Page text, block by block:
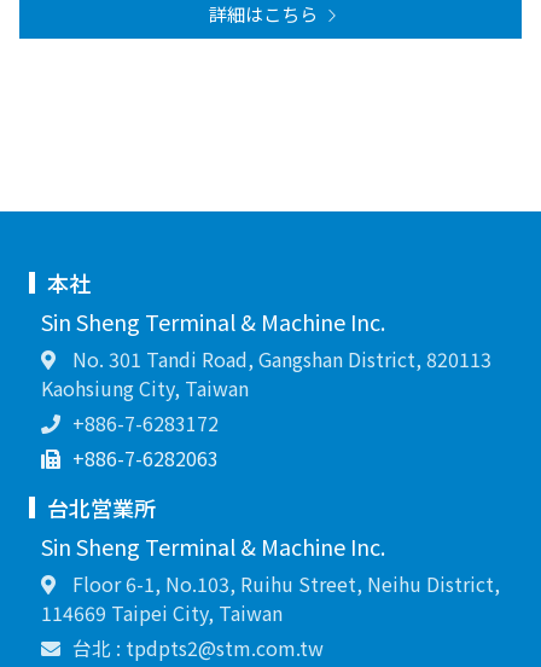
詳細はこちら
本社
Sin Sheng Terminal & Machine Inc.
No. 301 Tandi Road, Gangshan District, 820113
Kaohsiung City, Taiwan
+886-7-6283172
+886-7-6282063
台北営業所
Sin Sheng Terminal & Machine Inc.
Floor 6-1, No.103, Ruihu Street, Neihu District,
114669 Taipei City, Taiwan
台北 : tpdpts2@stm.com.tw